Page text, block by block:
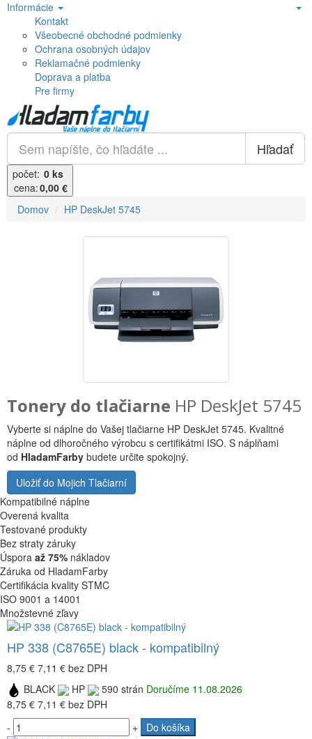
Informácie
Kontakt
Všeobecné obchodné podmienky
Ochrana osobných údajov
Reklamačné podmienky
Doprava a platba
Pre firmy
Hľadať
počet: 0 ks
cena:0,00 €
Domov
HP DeskJet 5745
Tonery do tlačiarne HP DeskJet 5745
Vyberte si náplne do Vašej tlačiarne HP DeskJet 5745. Kvalitné
náplne od dlhoročného výrobcu s certifikátmi ISO. S náplňami
od HladamFarby budete určite spokojný.
Uložiť do Mojich Tlačiarní
Kompatibilné náplne
Overená kvalita
Testované produkty
Bez straty záruky
Úspora až 75% nákladov
Záruka od HladamFarby
Certifikácia kvality STMC
ISO 9001 a 14001
Množstevné zľavy
HP 338 (C8765E) black - kompatibilný
8,75 € 7,11 € bez DPH
BLACK
HP 590 strán Doručíme 11.08.2026
8,75 € 7,11 € bez DPH
-
+ Do košíka